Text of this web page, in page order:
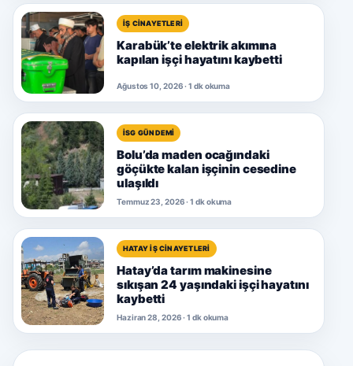
İŞ CINAYETLERI
Karabük’te elektrik akımına
kapılan işçi hayatını kaybetti
Ağustos 10, 2026 · 1 dk okuma
İSG GÜNDEMI
Bolu’da maden ocağındaki
göçükte kalan işçinin cesedine
ulaşıldı
Temmuz 23, 2026 · 1 dk okuma
HATAY İŞ CINAYETLERI
Hatay’da tarım makinesine
sıkışan 24 yaşındaki işçi hayatını
kaybetti
Haziran 28, 2026 · 1 dk okuma